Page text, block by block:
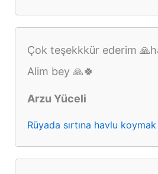
Çok teşekkkür ederim
Alim bey 🙏🍀
Arzu Yüceli
Rüyada sırtına havlu koymak